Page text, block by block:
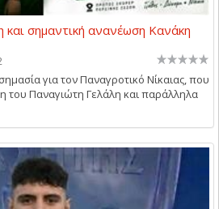
σημαντική ανανέωση Κανάκη
για τον Παναγροτικό Νίκαιας, που
του Παναγιώτη Γελάλη και παράλληλα